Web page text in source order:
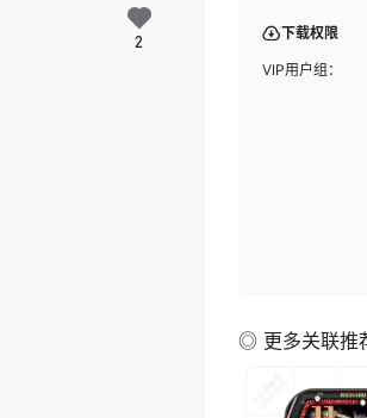
下载权限
VIP用户组：
◎ 更多关联推
2